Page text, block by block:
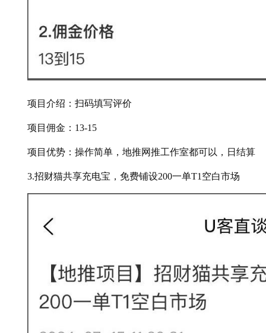
项目介绍：扫码填写评价
项目佣金：13-15
项目优势：操作简单，地推网推工作室都可以，日结算
3.招财猫共享充电宝，免费铺设200一单T1空白市场